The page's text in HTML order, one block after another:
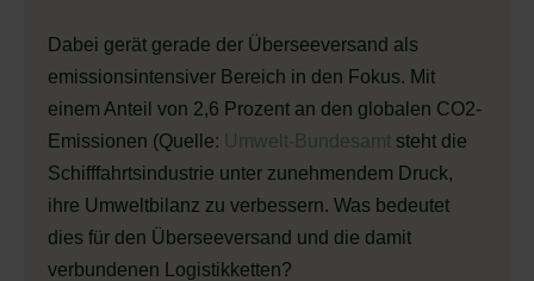
Dabei gerät gerade der Überseeversand als
emissionsintensiver Bereich in den Fokus. Mit
einem Anteil von 2,6 Prozent an den globalen CO2-
Emissionen (Quelle: Umwelt-Bundesamt steht die
Schifffahrtsindustrie unter zunehmendem Druck,
ihre Umweltbilanz zu verbessern. Was bedeutet
dies für den Überseeversand und die damit
verbundenen Logistikketten?